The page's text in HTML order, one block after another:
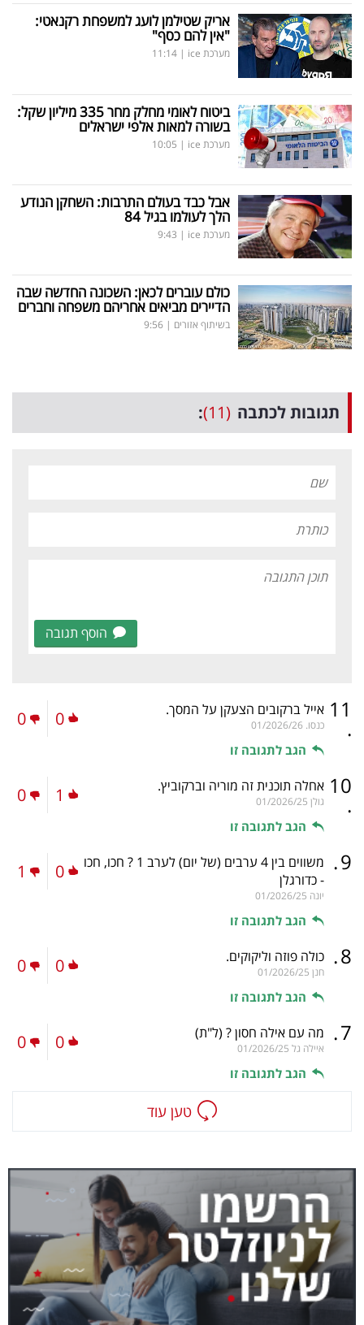
אריק שטילמן לועג למשפחת רקנאטי:
"אין להם כסף"
מערכת ice |
11:14
ביטוח לאומי מחלק מחר 335 מיליון שקל:
בשורה למאות אלפי ישראלים
מערכת ice |
10:05
אבל כבד בעולם התרבות: השחקן הנודע
הלך לעולמו בגיל 84
מערכת ice |
9:43
כולם עוברים לכאן: השכונה החדשה שבה
הדיירים מביאים אחריהם משפחה וחברים
בשיתוף אזורים |
9:56
תגובות לכתבה (11)
:
הוסף תגובה
11
.
אייל ברקובים הצעקן על המסך.
כנסו. 01/2026/26
הגב לתגובה זו
0
0
10
.
אחלה תוכנית זה מוריה וברקוביץ.
גולן 01/2026/25
הגב לתגובה זו
1
0
9
.
משווים בין 4 ערבים (של יום) לערב 1 ? חכו, חכו
- כדורגלן
יונה 01/2026/25
הגב לתגובה זו
0
1
8
. כולה פוזה וליקוקים.
חנן 01/2026/25
הגב לתגובה זו
0
0
7
. מה עם אילה חסון ? (ל"ת)
איילה גל 01/2026/25
הגב לתגובה זו
0
0
טען עוד